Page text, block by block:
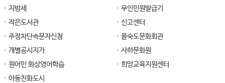
지방세
무인민원발급기
작은도서관
신고센터
주정차단속문자신청
을숙도문화회관
개별공시지가
사하문화원
원어민 화상영어학습
희망교육지원센터
아동친화도시